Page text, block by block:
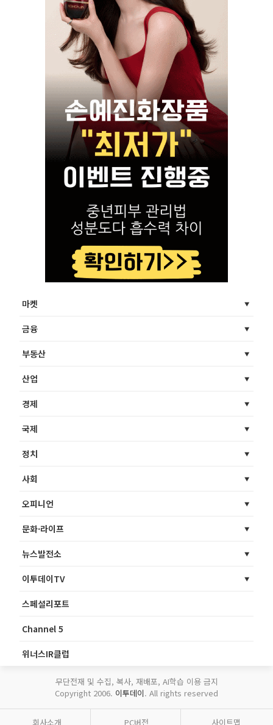
마켓
금융
부동산
산업
경제
국제
정치
사회
오피니언
문화·라이프
뉴스발전소
이투데이TV
스페셜리포트
Channel 5
위너스IR클럽
무단전재 및 수집, 복사, 재배포, AI학습 이용 금지
Copyright 2006. 이투데이. All rights reserved
회사소개 PC버전 사이트맵